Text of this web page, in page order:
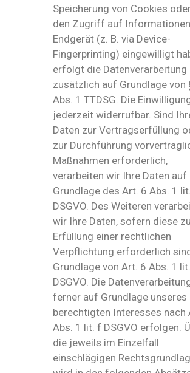
Speicherung von Cookies
den Zugriff auf
Endgerät (z. B. via Device-
Fingerprinting) eingewilligt
erfolgt die Datenverarbeitung
zusätzlich auf Grundlage von
Abs. 1 TTDSG. Die
jederzeit widerrufbar. Sind
Daten zur Vertragserfüllung
zur Durchführung
Maßnahmen erforderlich,
verarbeiten wir Ihre Daten auf
Grundlage des Art. 6 Abs. 1
DSGVO. Des Weiteren
wir Ihre Daten, sofern diese
Erfüllung einer rechtlichen
Verpflichtung erforderlich
Grundlage von Art. 6 Abs. 1
DSGVO. Die
ferner auf Grundlage unseres
berechtigten Interesses nach
Abs. 1 lit. f DSGVO erfolgen.
die jeweils im Einzelfall
einschlägigen